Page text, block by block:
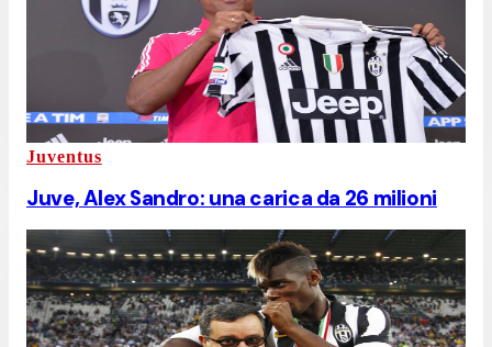
Juventus
Juve, Alex Sandro: una carica da 26 milioni